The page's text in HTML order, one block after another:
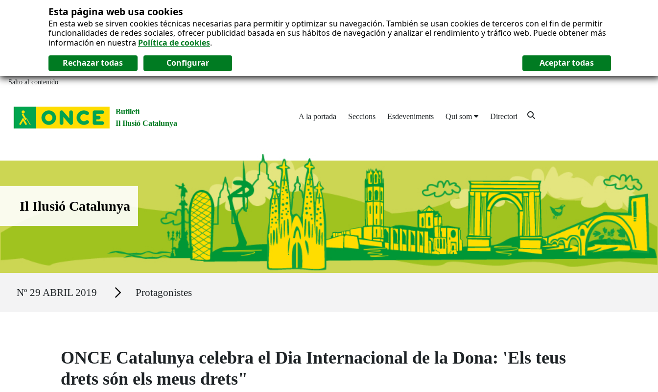
Esta página web usa cookies
En esta web se sirven cookies técnicas necesarias para permitir y optimizar su navegación. También se usan cookies de terceros con el fin de permitir
funcionalidades de redes sociales, ofrecer publicidad basada en sus hábitos de navegación y analizar el rendimiento y tráfico web. Puede obtener más
información en nuestra Política de cookies.
Salto al contenido
Butlletí
Il Ilusió Catalunya
A la portada Seccions Esdeveniments Qui som Directori
Boletín Il·lusió Catalunya
Il Ilusió Catalunya
Nº 29 ABRIL 2019 Secciones Protagonistes
ONCE Catalunya celebra el Dia Internacional de la Dona: 'Els teus
drets són els meus drets"